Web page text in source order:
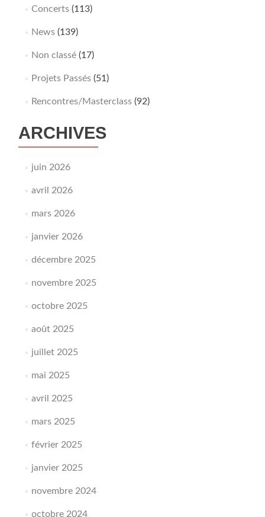
Concerts(113)
News(139)
Non classé(17)
Projets Passés(51)
Rencontres/Masterclass(92)
ARCHIVES
juin 2026
avril 2026
mars 2026
janvier 2026
décembre 2025
novembre 2025
octobre 2025
août 2025
juillet 2025
mai 2025
avril 2025
mars 2025
février 2025
janvier 2025
novembre 2024
octobre 2024